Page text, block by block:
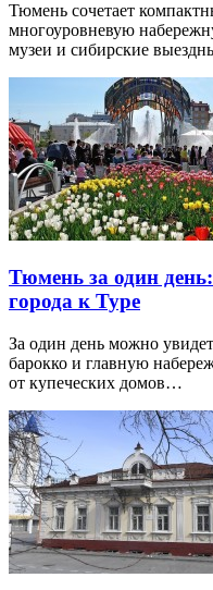
Тюмень сочетает
многоуровневую
музеи и сибирские
Тюмень за один
города к Туре
За один день можно
барокко и главную
от купеческих домов…